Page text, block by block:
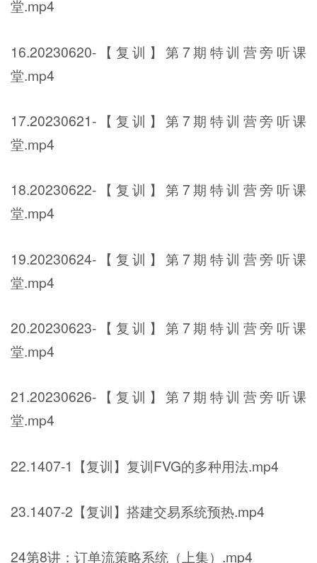
堂.mp4
16.20230620-【复训】第7期特训营旁听课
堂.mp4
17.20230621-【复训】第7期特训营旁听课
堂.mp4
18.20230622-【复训】第7期特训营旁听课
堂.mp4
19.20230624-【复训】第7期特训营旁听课
堂.mp4
20.20230623-【复训】第7期特训营旁听课
堂.mp4
21.20230626-【复训】第7期特训营旁听课
堂.mp4
22.1407-1【复训】复训FVG的多种用法.mp4
23.1407-2【复训】搭建交易系统预热.mp4
24第8讲：订单流策略系统（上集）.mp4